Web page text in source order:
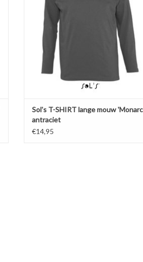
Gemaakt van 100% heavy jersey half
katoen (150 gr. p/m)
Versterkte nek- en schoudernaden.
Dubbele rib halsboord.
TOEVOEGEN AAN WINKELWAGEN
Sol's T-SHIRT lange mouw
antraciet
€14,95